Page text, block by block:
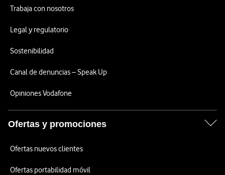
Trabaja con nosotros
Legal y regulatorio
Sostenibilidad
Canal de denuncias – Speak Up
Opiniones Vodafone
Ofertas y promociones
Ofertas nuevos clientes
Ofertas portabilidad móvil